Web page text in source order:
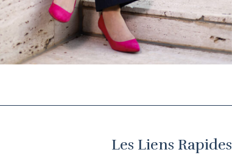
Les Liens Rapides